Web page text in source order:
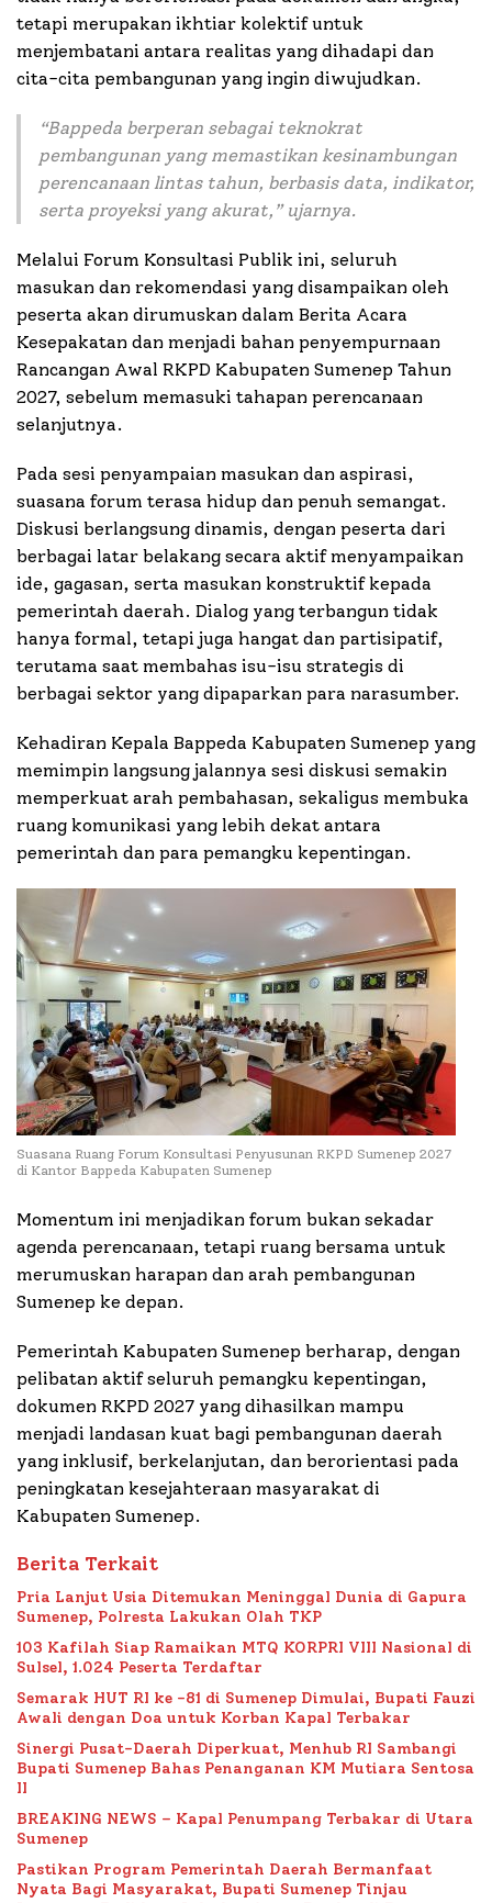
tetapi merupakan ikhtiar kolektif untuk
menjembatani antara realitas yang dihadapi dan
cita-cita pembangunan yang ingin diwujudkan.
“Bappeda berperan sebagai teknokrat
pembangunan yang memastikan kesinambungan
perencanaan lintas tahun, berbasis data, indikator,
serta proyeksi yang akurat,” ujarnya.
Melalui Forum Konsultasi Publik ini, seluruh
masukan dan rekomendasi yang disampaikan oleh
peserta akan dirumuskan dalam Berita Acara
Kesepakatan dan menjadi bahan penyempurnaan
Rancangan Awal RKPD Kabupaten Sumenep Tahun
2027, sebelum memasuki tahapan perencanaan
selanjutnya.
Pada sesi penyampaian masukan dan aspirasi,
suasana forum terasa hidup dan penuh semangat.
Diskusi berlangsung dinamis, dengan peserta dari
berbagai latar belakang secara aktif menyampaikan
ide, gagasan, serta masukan konstruktif kepada
pemerintah daerah. Dialog yang terbangun tidak
hanya formal, tetapi juga hangat dan partisipatif,
terutama saat membahas isu-isu strategis di
berbagai sektor yang dipaparkan para narasumber.
Kehadiran Kepala Bappeda Kabupaten Sumenep yang
memimpin langsung jalannya sesi diskusi semakin
memperkuat arah pembahasan, sekaligus membuka
ruang komunikasi yang lebih dekat antara
pemerintah dan para pemangku kepentingan.
Suasana Ruang Forum Konsultasi Penyusunan RKPD Sumenep 2027
di Kantor Bappeda Kabupaten Sumenep
Momentum ini menjadikan forum bukan sekadar
agenda perencanaan, tetapi ruang bersama untuk
merumuskan harapan dan arah pembangunan
Sumenep ke depan.
Pemerintah Kabupaten Sumenep berharap, dengan
pelibatan aktif seluruh pemangku kepentingan,
dokumen RKPD 2027 yang dihasilkan mampu
menjadi landasan kuat bagi pembangunan daerah
yang inklusif, berkelanjutan, dan berorientasi pada
peningkatan kesejahteraan masyarakat di
Kabupaten Sumenep.
Berita Terkait
Pria Lanjut Usia Ditemukan Meninggal Dunia di Gapura
Sumenep, Polresta Lakukan Olah TKP
103 Kafilah Siap Ramaikan MTQ KORPRI VIII Nasional di
Sulsel, 1.024 Peserta Terdaftar
Semarak HUT RI ke -81 di Sumenep Dimulai, Bupati Fauzi
Awali dengan Doa untuk Korban Kapal Terbakar
Sinergi Pusat-Daerah Diperkuat, Menhub RI Sambangi
Bupati Sumenep Bahas Penanganan KM Mutiara Sentosa
II
BREAKING NEWS – Kapal Penumpang Terbakar di Utara
Sumenep
Pastikan Program Pemerintah Daerah Bermanfaat
Nyata Bagi Masyarakat, Bupati Sumenep Tinjau